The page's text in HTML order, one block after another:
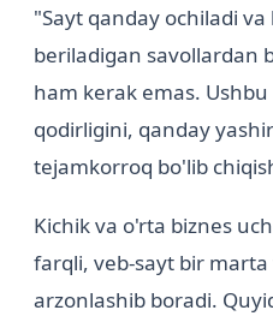
"Sayt qanday ochiladi
beriladigan savollardan
ham kerak emas.
qodirligini, qanday
tejamkorroq bo'lib
Kichik va o'rta biznes
farqli, veb-sayt bir
arzonlashib boradi.